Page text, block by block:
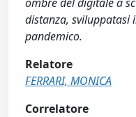
distanza,
pandemico.
Relatore
FERRARI, MONICA
Correlatore